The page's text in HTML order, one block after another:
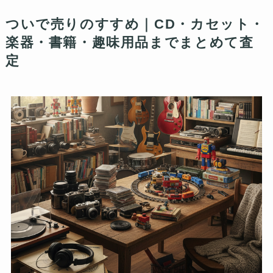
ついで売りのすすめ｜CD・カセット・
楽器・書籍・趣味用品までまとめて査
定